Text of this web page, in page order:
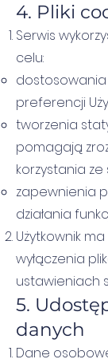
4. Pliki
Serwis
celu:
preferencji
tworzenia
pomagają
korzystania ze
zapewnienia
działania
Użytkownik
wyłączenia
ustawieniach
5.
danych
Dane